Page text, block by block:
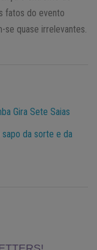
fatos do evento
se quase irrelevantes.
Gira Sete Saias
da sorte e da